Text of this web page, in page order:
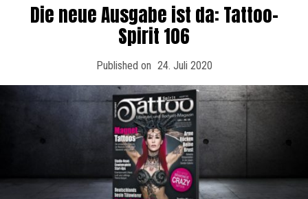
Die neue Ausgabe ist da: Tattoo-
Spirit 106
Published on 24. Juli 2020